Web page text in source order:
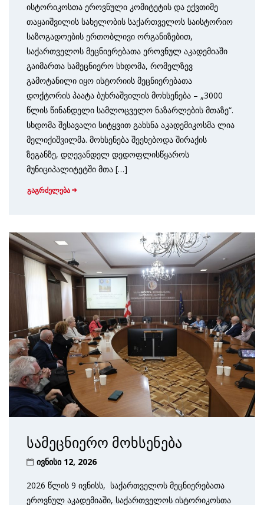
ისტორიკოსთა ეროვნული კომიტეტის და ექვთიმე
თაყაიშვილის სახელობის საქართველოს საისტორიო
საზოგადოების ერთობლივი ორგანიზებით,
საქართველოს მეცნიერებათა ეროვნულ აკადემიაში
გაიმართა სამეცნიერო სხდომა, რომელზევ
გამოტანილი იყო ისტორიის მეცნიერებათა
დოქტორის პაატა ბუხრაშვილის მოხსენება – „3000
წლის წინანდელი სამლოცველო ნაზარლების მთაზე“.
სხდომა შესავალი სიტყვით გახსნა აკადემიკოსმა ლია
მელიქიშვილმა. მოხსენება შეეხებოდა შირაქის
ზეგანზე, დღევანდელ დედოფლისწყაროს
მუნიციპალიტეტში მთა […]
გაგრძელება
სამეცნიერო მოხსენება
ივნისი 12, 2026
2026 წლის 9 ივნისს, საქართველოს მეცნიერებათა
ეროვნულ აკადემიაში, საქართველოს ისტორიკოსთა